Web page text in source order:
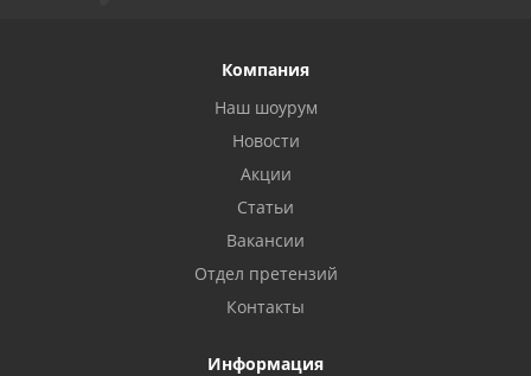
Компания
Наш шоурум
Новости
Акции
Статьи
Вакансии
Отдел претензий
Контакты
Информация